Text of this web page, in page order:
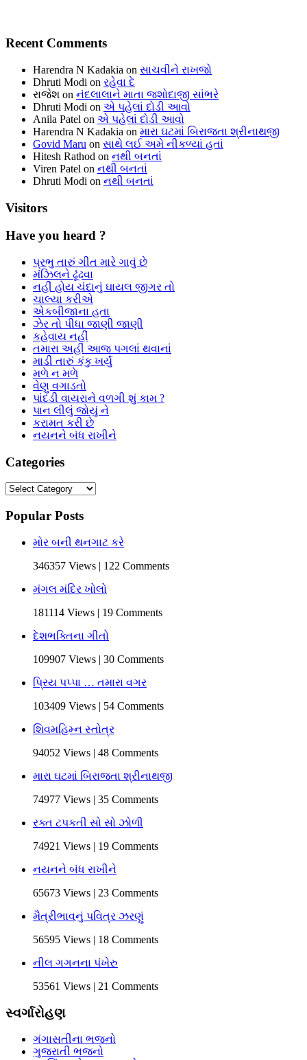
Recent Comments
Harendra N Kadakia on સાચવીને રાખજો
Dhruti Modi on રહેવા દે
રાજેશ on નંદલાલાને માતા જશોદાજી સાંભરે
Dhruti Modi on એ પહેલાં દોડી આવો
Anila Patel on એ પહેલાં દોડી આવો
Harendra N Kadakia on મારા ઘટમાં બિરાજતા શ્રીનાથજી
Govid Maru on સાથે લઈ અમે નીકળ્યાં હતાં
Hitesh Rathod on નથી બનતાં
Viren Patel on નથી બનતાં
Dhruti Modi on નથી બનતાં
Visitors
Have you heard ?
પ્રભુ તારું ગીત મારે ગાવું છે
મંઝિલને ઢૂંઢવા
નહીં હોય ચંદાનું ઘાયલ જીગર તો
ચાલ્યા કરીએ
એકબીજાના હતા
ઝેર તો પીધા જાણી જાણી
કહેવાય નહીં
તમારા અહીં આજ પગલાં થવાનાં
માડી તારું કંકુ ખર્યું
મળે ન મળે
વેણુ વગાડતો
પાંદડી વાયરાને વળગી શું કામ ?
પાન લીલું જોયું ને
કરામત કરી છે
નયનને બંધ રાખીને
Categories
Categories
Popular Posts
મોર બની થનગાટ કરે
346357 Views | 122 Comments
મંગલ મંદિર ખોલો
181114 Views | 19 Comments
દેશભક્તિના ગીતો
109907 Views | 30 Comments
પ્રિય પપ્પા … તમારા વગર
103409 Views | 54 Comments
શિવમહિમ્ન સ્તોત્ર
94052 Views | 48 Comments
મારા ઘટમાં બિરાજતા શ્રીનાથજી
74977 Views | 35 Comments
રક્ત ટપકતી સો સો ઝોળી
74921 Views | 19 Comments
નયનને બંધ રાખીને
65673 Views | 23 Comments
મૈત્રીભાવનું પવિત્ર ઝરણું
56595 Views | 18 Comments
નીલ ગગનના પંખેરુ
53561 Views | 21 Comments
સ્વર્ગારોહણ
ગંગાસતીના ભજનો
ગુજરાતી ભજનો